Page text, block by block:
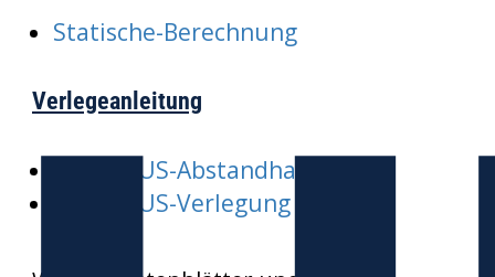
Statische-Berechnung
Verlegeanleitung
HEKAPLUS-Abstandhalter
HEKAPLUS-Verlegung